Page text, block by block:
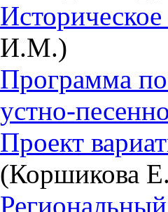
И.М.)
Программа
устно-
Проект
(Коршикова